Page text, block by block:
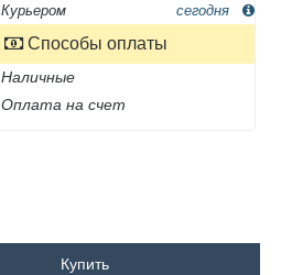
Курьером
сегодня
Способы оплаты
Наличные
Оплата на счет
Купить